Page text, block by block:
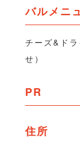
バルメニ
チーズ&ド
せ）
PR
住所